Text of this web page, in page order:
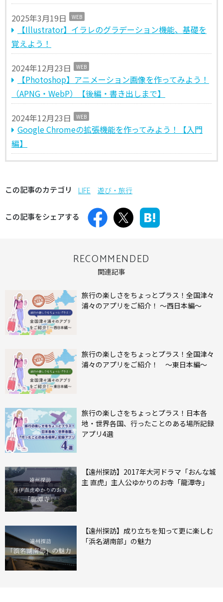
2025年3月19日 WEB
【Illustrator】イラレのグラデーション機能、基礎を
覚えよう！
2024年12月23日 WEB
【Photoshop】アニメーション画像を作ってみよう！
（APNG・WebP）【後編・書き出しまで】
2024年12月23日 WEB
Google Chromeの拡張機能を作ってみよう！【入門
編】
この記事のカテゴリ LIFE 遊び・旅行
この記事をシェアする
RECOMMENDED
関連記事
旅行の楽しさをちょっとプラス！全国津々
浦々のアプリをご紹介！ ～西日本編～
旅行の楽しさをちょっとプラス！全国津々
浦々のアプリをご紹介！ ～東日本編～
旅行の楽しさをちょっとプラス！日本各
地・世界各国、行ったことのある場所記録
アプリ4選
【遠州探訪】2017年大河ドラマ「おんな城
主 直虎」主人公ゆかりのお寺「龍潭寺」
【遠州探訪】成り立ちを知って更に楽しむ
「浜名湖南部」の魅力